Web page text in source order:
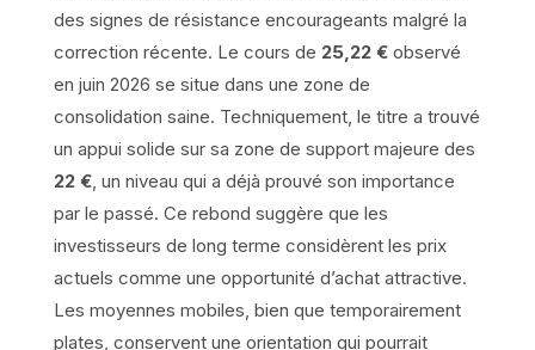
des signes de résistance encourageants malgré la
correction récente. Le cours de 25,22 €observé
en juin 2026 se situe dans une zone de
consolidation saine. Techniquement, le titre a trouvé
un appui solide sur sa zone de support majeure des
22 €, un niveau qui a déjà prouvé son importance
par le passé. Ce rebond suggère que les
investisseurs de long terme considèrent les prix
actuels comme une opportunité d’achat attractive.
Les moyennes mobiles, bien que temporairement
plates, conservent une orientation qui pourrait